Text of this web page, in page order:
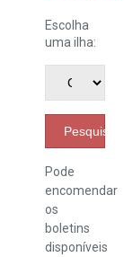
Escolha
uma ilha:
Pesquisar
Pode
encomendar
os
boletins
disponíveis